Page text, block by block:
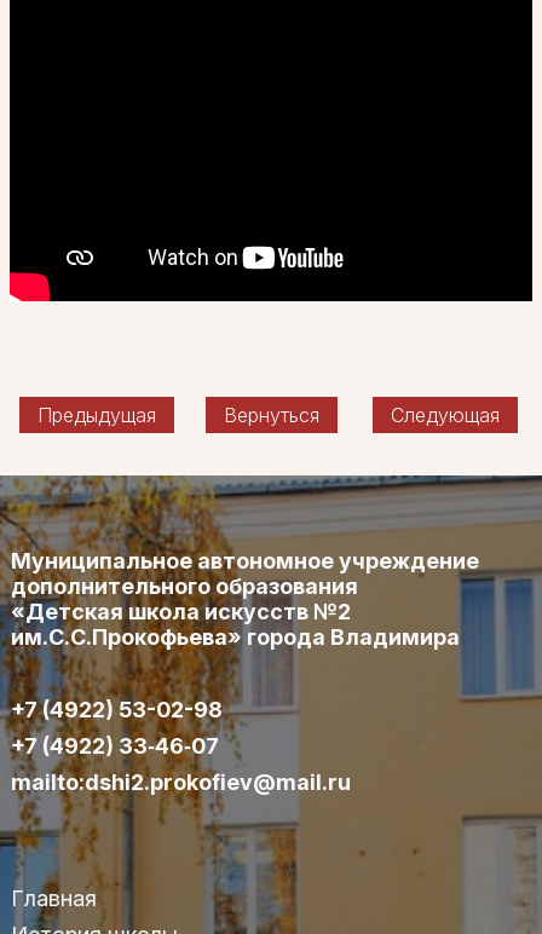
Предыдущая Вернуться Следующая
Муниципальное автономное учреждение
дополнительного образования
«Детская школа искусств №2
им.С.С.Прокофьева» города Владимира
+7 (4922) 53-02-98
+7 (4922) 33‑46‑07
mailto:dshi2.prokofiev@mail.ru
Главная